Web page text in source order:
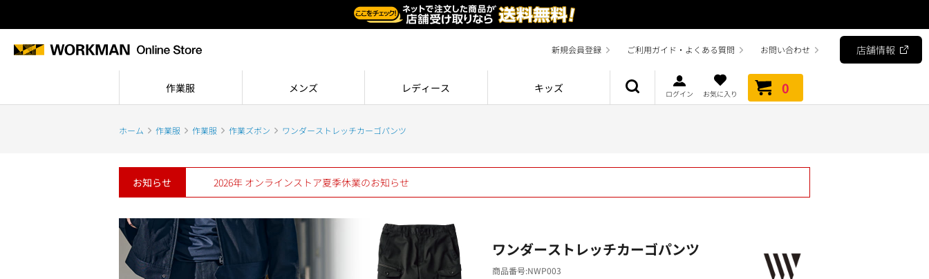
新規会員登録 ご利用ガイド・よくある質問 お問い合わせ 店舗情報
作業服 メンズ レディース キッズ ログイン お気に入り 0
ホーム 作業服 作業服 作業ズボン ワンダーストレッチカーゴパンツ
お知らせ 2026年 オンラインストア夏季休業のお知らせ
ワンダーストレッチカーゴパンツ
商品番号 NWP003